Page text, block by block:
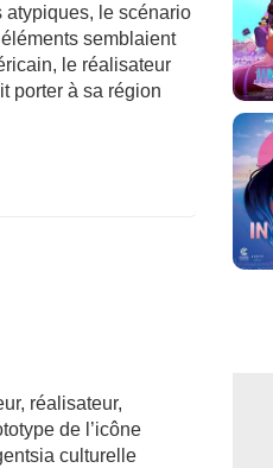
atypiques, le scénario
semblaient
le réalisateur
porter à sa région
réalisateur,
de l’icône
culturelle